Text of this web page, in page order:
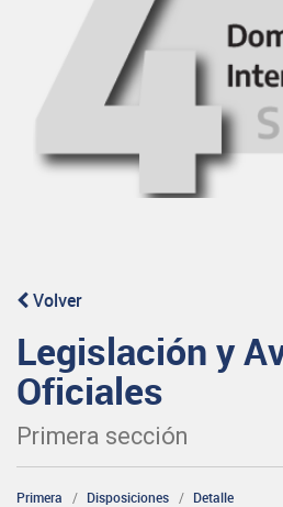
Volver
Legislación y
Oficiales
Primera sección
Primera Disposiciones Detalle